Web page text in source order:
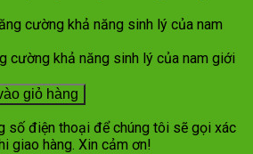
cường khả năng sinh lý của nam giới
giỏ hàng
số điện thoại để chúng tôi sẽ gọi xác
giao hàng. Xin cảm ơn!